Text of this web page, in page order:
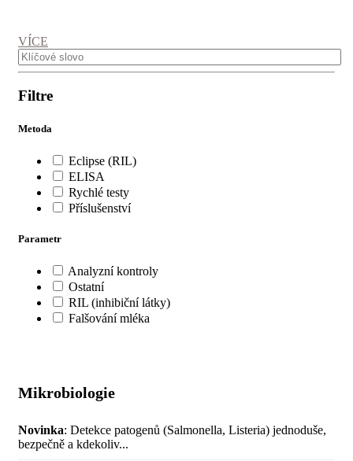
VÍCE
Filtre
Metoda
Eclipse (RIL)
ELISA
Rychlé testy
Příslušenství
Parametr
Analyzní kontroly
Ostatní
RIL (inhibiční látky)
Falšování mléka
Mikrobiologie
Novinka: Detekce patogenů (Salmonella, Listeria) jednoduše,
bezpečně a kdekoliv...